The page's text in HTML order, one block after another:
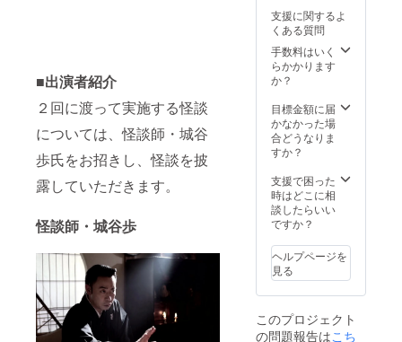
■出演者紹介
２回に渡って実施する怪談
については、怪談師・城谷
歩氏をお招きし、怪談を披
露していただきます。
怪談師・城谷歩
きま
す。
支援に関するよ
くある質問
手数料はいく
らかかります
か？
目標金額に届
かなかった場
合どうなりま
すか？
支援で困った
時はどこに相
談したらいい
ですか？
ヘルプページを
見る
このプロジェクト
の問題報告はこち